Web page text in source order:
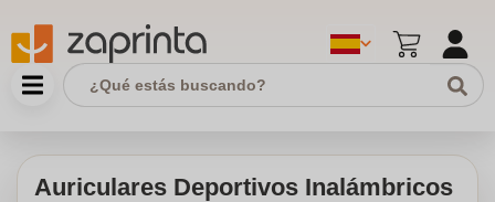
Auriculares Deportivos Inalámbricos